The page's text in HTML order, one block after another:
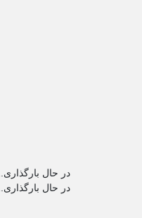
در حال بارگذاری...
در حال بارگذاری...